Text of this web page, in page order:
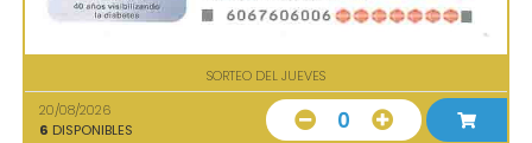
SORTEO DEL JUEVES
20/08/2026
6 DISPONIBLES 0